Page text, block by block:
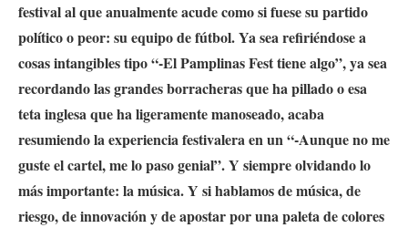
festival al que anualmente acude como si fuese su partido
político o peor: su equipo de fútbol. Ya sea refiriéndose a
cosas intangibles tipo “-El Pamplinas Fest tiene algo”, ya sea
recordando las grandes borracheras que ha pillado o esa
teta inglesa que ha ligeramente manoseado, acaba
resumiendo la experiencia festivalera en un “-Aunque no me
guste el cartel, me lo paso genial”. Y siempre olvidando lo
más importante: la música. Y si hablamos de música, de
riesgo, de innovación y de apostar por una paleta de colores